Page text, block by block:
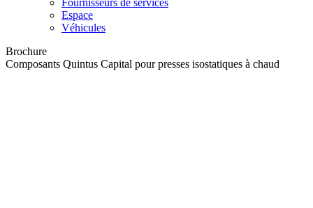
Fournisseurs de services
Espace
Véhicules
Brochure
Composants Quintus Capital pour presses isostatiques à chaud